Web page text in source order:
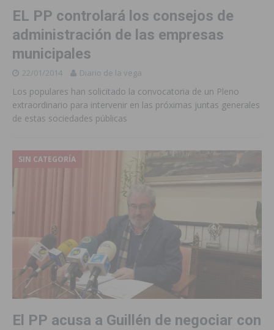
EL PP controlará los consejos de
administración de las empresas
municipales
22/01/2014 Diario de la vega
Los populares han solicitado la convocatoria de un Pleno
extraordinario para intervenir en las próximas juntas generales
de estas sociedades públicas
SIN CATEGORÍA
El PP acusa a Guillén de negociar con